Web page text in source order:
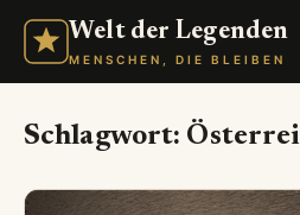
Welt der Legenden
MENSCHEN, DIE BLEIBEN
Schlagwort: